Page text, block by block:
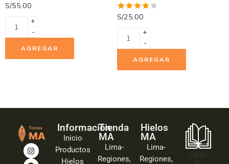
S/55.00
+
-
AGREGAR
Valorado
con
S/25.00
+
-
AGREGAR
Información
Inicio
Productos
Hielos
Tienda
MA
Lima-
Regiones,
Hielos
MA
Lima-
Regiones,
Libro